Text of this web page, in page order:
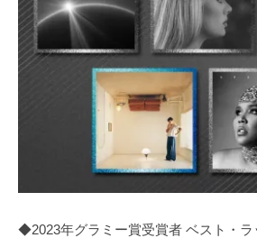
◆2023年グラミー賞受賞者 ベスト・ラ